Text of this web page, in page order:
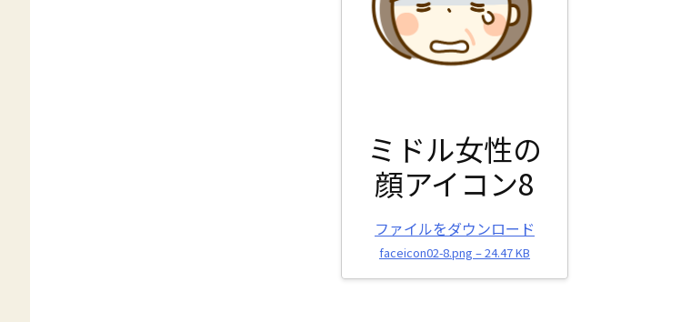
ミドル女性の
顔アイコン8
ファイルをダウンロード
faceicon02-8.png – 24.47 KB